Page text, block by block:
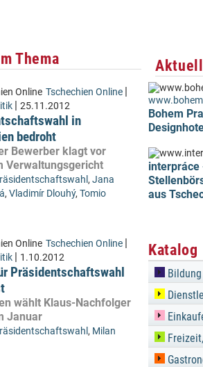
Thema
Tschechien Online |
| 25.11.2012
in
bedroht
Bewerber klagt vor
Verwaltungsgericht
, Jana
, Vladimír Dlouhý, Tomio
Tschechien Online |
| 1.10.2012
Präsidentschaftswahl
wählt Klaus-Nachfolger
Januar
, Milan
Bohem
interpráce
aus
Katalog
Bildung